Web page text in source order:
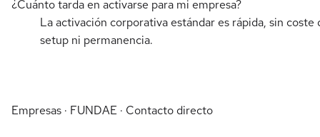
¿Cuánto tarda en activarse para mi empresa?
La activación corporativa estándar es rápida, sin coste
setup ni permanencia.
Empresas · FUNDAE · Contacto directo